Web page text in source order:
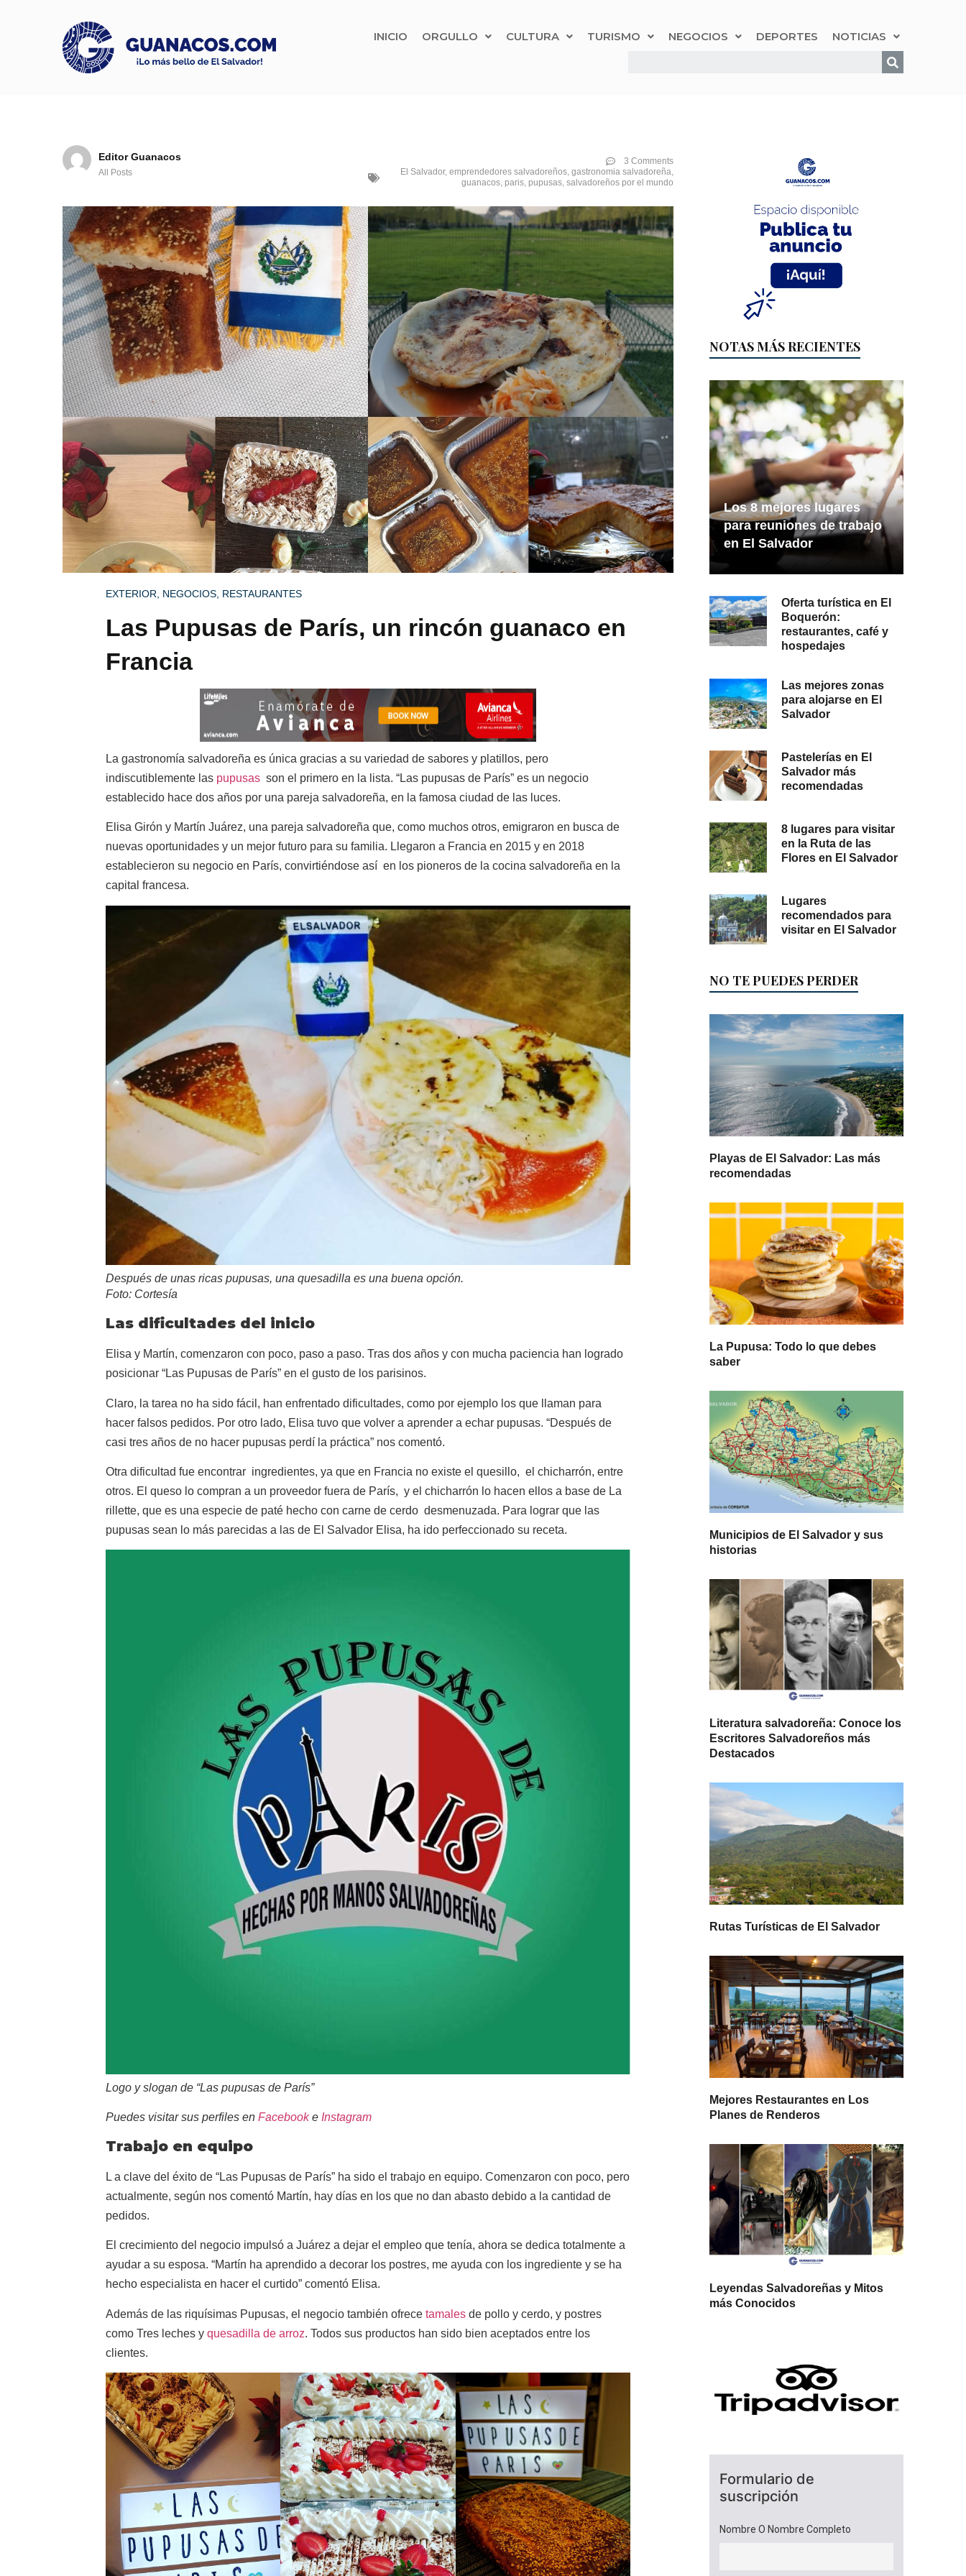
INICIO ORGULLO CULTURA TURISMO NEGOCIOS DEPORTES NOTICIAS
Editor Guanacos
All Posts
3 Comments
El Salvador, emprendedores salvadoreños, gastronomia salvadoreña,
guanacos, paris, pupusas, salvadoreños por el mundo
EXTERIOR NEGOCIOS RESTAURANTES
Las Pupusas de París, un rincón guanaco en
Francia
La gastronomía salvadoreña es única gracias a su variedad de sabores y platillos, pero
indiscutiblemente las pupusas son el primero en la lista. “Las pupusas de París” es un negocio
establecido hace dos años por una pareja salvadoreña, en la famosa ciudad de las luces.
Elisa Girón y Martín Juárez, una pareja salvadoreña que, como muchos otros, emigraron en busca de
nuevas oportunidades y un mejor futuro para su familia. Llegaron a Francia en 2015 y en 2018
establecieron su negocio en París, convirtiéndose así en los pioneros de la cocina salvadoreña en la
capital francesa.
Después de unas ricas pupusas, una quesadilla es una buena opción.
Foto: Cortesía
Las dificultades del inicio
Elisa y Martín, comenzaron con poco, paso a paso. Tras dos años y con mucha paciencia han logrado
posicionar “Las Pupusas de París” en el gusto de los parisinos.
Claro, la tarea no ha sido fácil, han enfrentado dificultades, como por ejemplo los que llaman para
hacer falsos pedidos. Por otro lado, Elisa tuvo que volver a aprender a echar pupusas. “Después de
casi tres años de no hacer pupusas perdí la práctica” nos comentó.
Otra dificultad fue encontrar ingredientes, ya que en Francia no existe el quesillo, el chicharrón, entre
otros. El queso lo compran a un proveedor fuera de París, y el chicharrón lo hacen ellos a base de La
rillette, que es una especie de paté hecho con carne de cerdo desmenuzada. Para lograr que las
pupusas sean lo más parecidas a las de El Salvador Elisa, ha ido perfeccionado su receta.
Logo y slogan de “Las pupusas de París”
Puedes visitar sus perfiles en Facebooke Instagram
Trabajo en equipo
L a clave del éxito de “Las Pupusas de París” ha sido el trabajo en equipo. Comenzaron con poco, pero
actualmente, según nos comentó Martín, hay días en los que no dan abasto debido a la cantidad de
pedidos.
El crecimiento del negocio impulsó a Juárez a dejar el empleo que tenía, ahora se dedica totalmente a
ayudar a su esposa. “Martín ha aprendido a decorar los postres, me ayuda con los ingrediente y se ha
hecho especialista en hacer el curtido” comentó Elisa.
Además de las riquísimas Pupusas, el negocio también ofrece tamales de pollo y cerdo, y postres
como Tres leches y quesadilla de arroz. Todos sus productos han sido bien aceptados entre los
clientes.
NOTAS MÁS RECIENTES
Los 8 mejores lugares
para reuniones de trabajo
en El Salvador
Oferta turística en El
Boquerón:
restaurantes, café y
hospedajes
Las mejores zonas
para alojarse en El
Salvador
Pastelerías en El
Salvador más
recomendadas
8 lugares para visitar
en la Ruta de las
Flores en El Salvador
Lugares
recomendados para
visitar en El Salvador
NO TE PUEDES PERDER
Playas de El Salvador: Las más
recomendadas
La Pupusa: Todo lo que debes
saber
Municipios de El Salvador y sus
historias
Literatura salvadoreña: Conoce los
Escritores Salvadoreños más
Destacados
Rutas Turísticas de El Salvador
Mejores Restaurantes en Los
Planes de Renderos
Leyendas Salvadoreñas y Mitos
más Conocidos
Formulario de
suscripción
Nombre O Nombre Completo